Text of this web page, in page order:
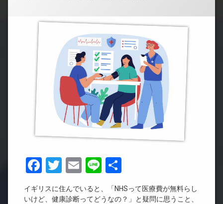
Facebook
Twitter
Email
Line
有
イギリスに住んでいると、「NHSって医療費が無料らし
いけど、健康診断ってどうなの？」と疑問に思うこと、